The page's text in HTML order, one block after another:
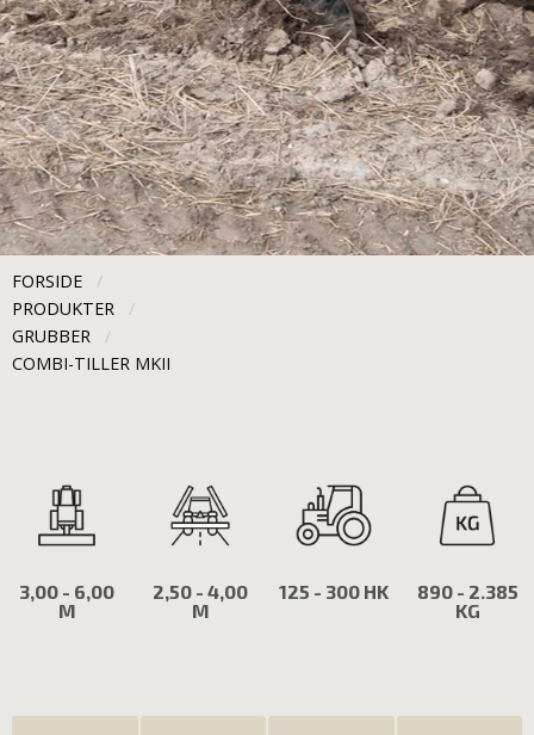
FORSIDE
PRODUKTER
GRUBBER
CURRENT:
COMBI-TILLER MKII
3,00 - 6,00
M
2,50 - 4,00
M
125 - 300 HK
890 - 2.385
KG